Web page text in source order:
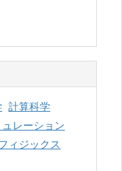
計算科学
レーション
ィジックス